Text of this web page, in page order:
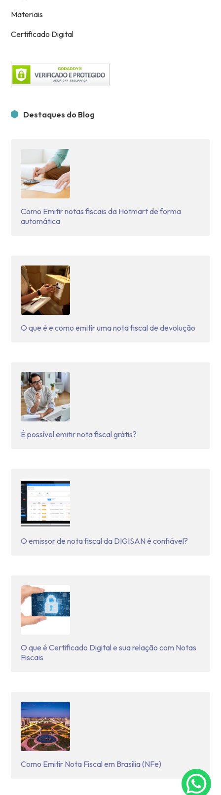
Materiais
Certificado Digital
Destaques do Blog
Como Emitir notas fiscais da Hotmart de forma
automática
O que é e como emitir uma nota fiscal de devolução
É possível emitir nota fiscal grátis?
O emissor de nota fiscal da DIGISAN é confiável?
O que é Certificado Digital e sua relação com Notas
Fiscais
Como Emitir Nota Fiscal em Brasília (NFe)